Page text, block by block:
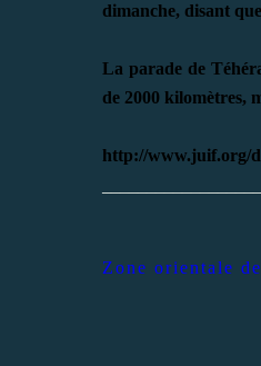
dimanche, disant
La parade de
de 2000 kilomètres,
http://www.juif.org/
Zone orientale